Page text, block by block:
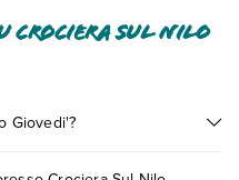
Crociera Sul Nilo
Giovedi'?